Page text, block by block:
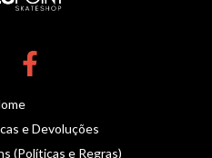
e Devoluções
(Políticas e Regras)